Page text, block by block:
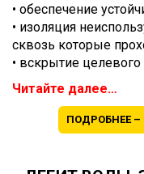
• обеспечение
• изоляция
сквозь которые
• вскрытие целевого
Читайте далее…
ПОДРОБНЕЕ –